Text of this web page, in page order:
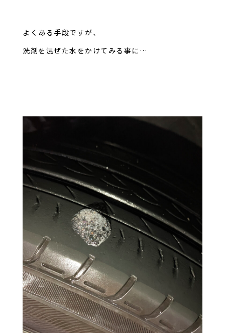
よくある手段ですが、
洗剤を混ぜた水をかけてみる事に…